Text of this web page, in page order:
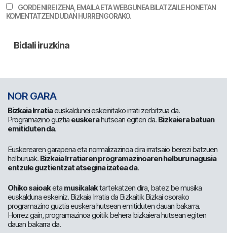
GORDE NIRE IZENA, EMAILA ETA WEBGUNEA BILATZAILE HONETAN
KOMENTATZEN DUDAN HURRENGORAKO.
NOR GARA
Bizkaia Irratiaeuskaldunei eskeinitako irrati zerbitzua da.
Programazino guztia euskerahutsean egiten da. Bizkaiera batuan
emitiduten da.
Euskerearen garapena eta normalizazinoa dira irratsaio berezi batzuen
helburuak. Bizkaia Irratiaren programazinoaren helburu nagusia
entzule guztientzat atsegina izatea da.
Ohiko saioaketa musikalaktartekatzen dira, batez be musika
euskalduna eskeiniz. Bizkaia Irratia da Bizkaitik Bizkai osorako
programazino guztia euskera hutsean emitiduten dauan bakarra.
Horrez gain, programazinoa goitik behera bizkaiera hutsean egiten
dauan bakarra da.